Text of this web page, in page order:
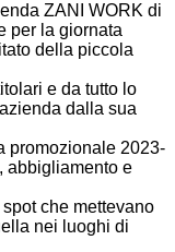
ZANI WORK di
per la giornata
della piccola
e da tutto lo
dalla sua
promozionale 2023-
abbigliamento e
che mettevano
nei luoghi di